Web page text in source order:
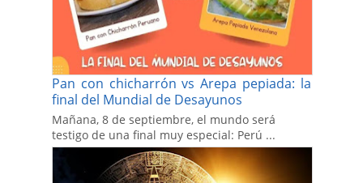
Pan con chicharrón vs Arepa pepiada: la
final del Mundial de Desayunos
Mañana, 8 de septiembre, el mundo será
testigo de una final muy especial: Perú ...